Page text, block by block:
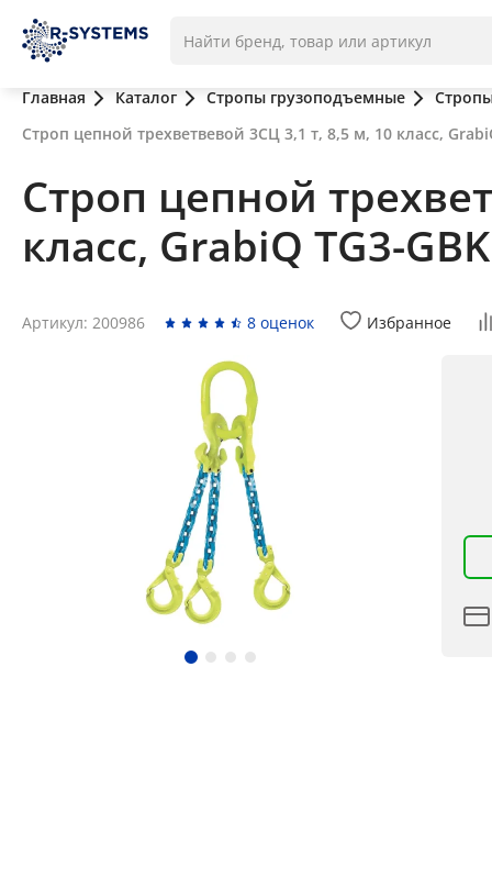
Главная Каталог Стропы грузоподъемные
Строп цепной трехветвевой 3СЦ 3,1 т, 8,5 м, 10 класс,
Строп цепной
класс, GrabiQ TG3-GBK
Артикул: 200986 8 оценок Избранное